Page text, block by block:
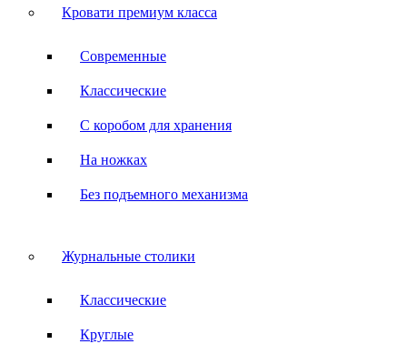
Кровати премиум класса
Современные
Классические
С коробом для хранения
На ножках
Без подъемного механизма
Журнальные столики
Классические
Круглые